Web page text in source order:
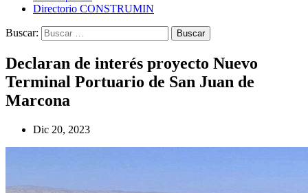
Directorio CONSTRUMIN
Buscar:
Declaran de interés proyecto Nuevo
Terminal Portuario de San Juan de
Marcona
Dic 20, 2023